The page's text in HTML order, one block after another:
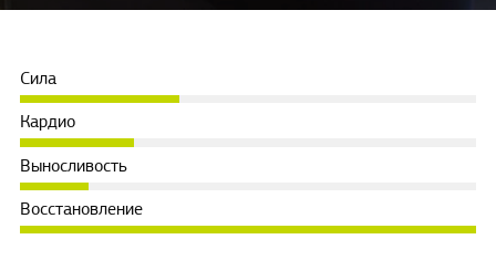
Сила
Кардио
Выносливость
Восстановление